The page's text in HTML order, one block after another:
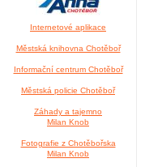
Internetové aplikace
Městská knihovna Chotěboř
Informační centrum Chotěboř
Městská policie Chotěboř
Záhady a tajemno
Milan Knob
Fotografie z Chotěbořska
Milan Knob